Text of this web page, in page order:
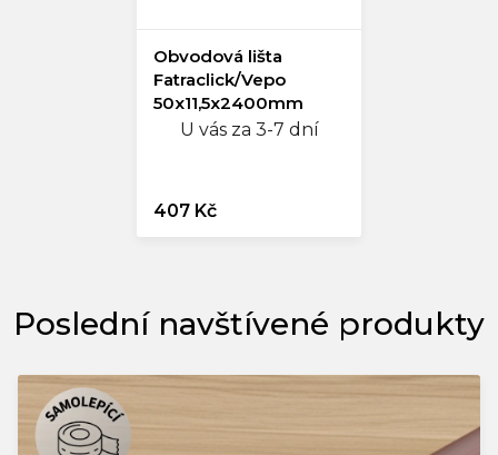
Obvodová lišta
Fatraclick/Vepo
50x11,5x2400mm
U vás za 3-7 dní
407 Kč
Poslední navštívené produkty